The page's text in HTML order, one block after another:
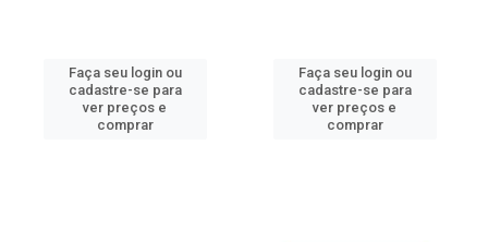
Faça seu login ou
cadastre-se para
ver preços e
comprar
Faça seu login ou
cadastre-se para
ver preços e
comprar